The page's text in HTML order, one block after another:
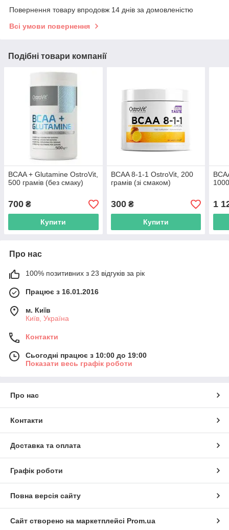
Повернення товару впродовж 14 днів за домовленістю
Всі умови повернення
Подібні товари компанії
BCAA + Glutamine OstroVit,
500 грамів (без смаку)
700 ₴
Купити
BCAA 8-1-1 OstroVit, 200
грамів (зі смаком)
300₴
Купити
1
Про нас
100% позитивних з 23 відгуків за рік
Працює з 16.01.2016
м. Київ
Київ, Україна
Контакти
Сьогодні працює з 10:00 до 19:00
Показати весь графік роботи
Про нас
Контакти
Доставка та оплата
Графік роботи
Повна версія сайту
Сайт створено на маркетплейсі Prom.ua